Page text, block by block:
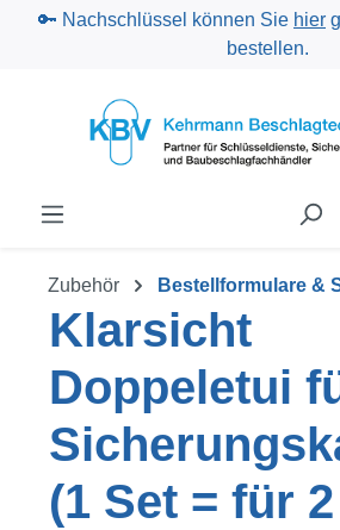
Zum Hauptinhalt springen
🔑 Nachschlüssel können Sie hier
bestellen.
Zubehör Bestellformulare &
Klarsicht
Doppeletui
(1 Set = für 2